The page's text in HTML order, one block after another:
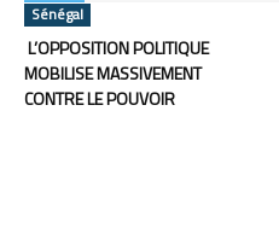
Sénégal
L’OPPOSITION POLITIQUE
MOBILISE MASSIVEMENT
CONTRE LE POUVOIR